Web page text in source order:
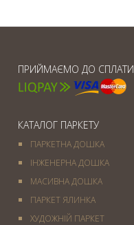
ПРИЙМАЄМО ДО СПЛАТИ
КАТАЛОГ ПАРКЕТУ
ПАРКЕТНА ДОШКА
ІНЖЕНЕРНА ДОШКА
МАСИВНА ДОШКА
ПАРКЕТ ЯЛИНКА
ХУДОЖНІЙ ПАРКЕТ